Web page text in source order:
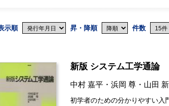
示順 昇・降順 件数
新版 システム工学通論
中村 嘉平 ・ 浜岡 尊 ・ 山田
初学者のための分かりやすい入